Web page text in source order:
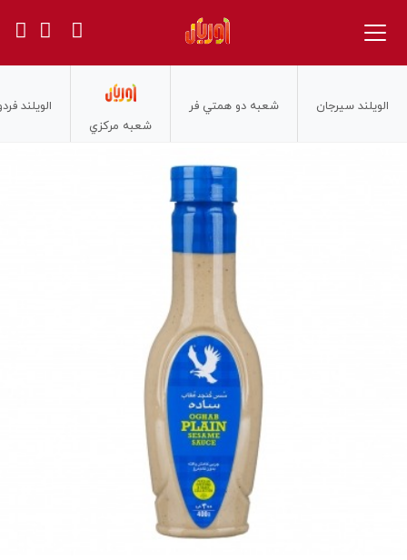
الويلند سيرجان
شعبه دو همتي فر
شعبه مركزي
الويلند